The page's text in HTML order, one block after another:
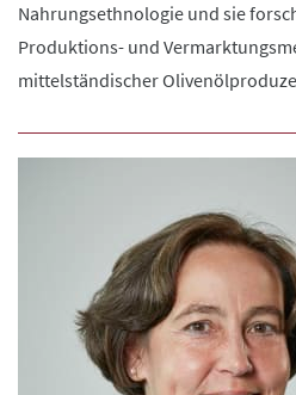
Nahrungsethnologie und sie
Produktions- und
mittelständischer